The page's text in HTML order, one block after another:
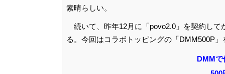
素晴らしい。
続いて、昨年12月に「povo2.0」を契約し
る。今回はコラボトッピングの「DMM500P
DMMで